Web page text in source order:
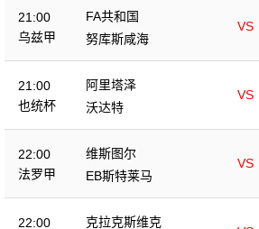
21:00
乌兹甲
FA共和国
VS
努库斯咸海
21:00
也统杯
阿里塔泽
VS
沃达特
22:00
法罗甲
维斯图尔
VS
EB斯特莱马
22:00 克拉克斯维克